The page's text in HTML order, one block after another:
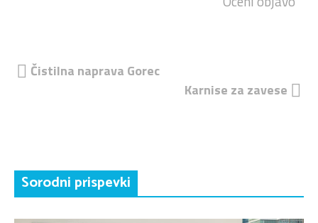
Navigacija
Čistilna naprava Gorec
Karnise za zavese
Sorodni prispevki